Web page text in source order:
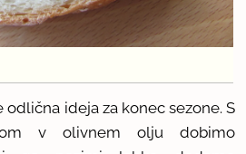
odlična ideja za konec sezone. S
v olivnem olju dobimo